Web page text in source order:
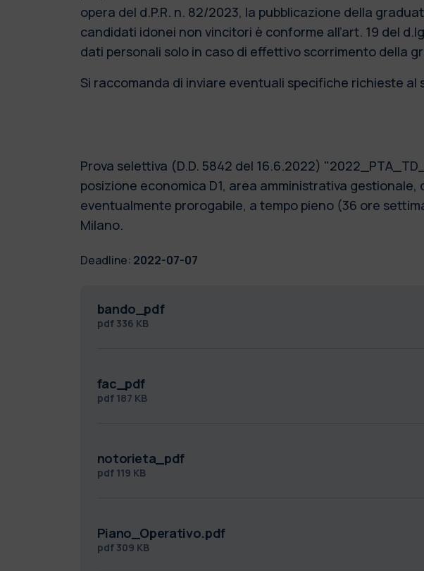
opera del d.P.R. n. 82/2023, la pubblicazione della
candidati idonei non vincitori è conforme all’art. 19 del
dati personali solo in caso di effettivo scorrimento della
Si raccomanda di inviare eventuali specifiche richieste al
Prova selettiva (D.D. 5842 del 16.6.2022)
posizione economica D1, area amministrativa
eventualmente prorogabile, a tempo pieno (36 ore
Milano.
Deadline: 2022-07-07
bando_pdf
pdf 336 KB
fac_pdf
pdf 187 KB
notorieta_pdf
pdf 119 KB
Piano_Operativo.pdf
pdf 309 KB